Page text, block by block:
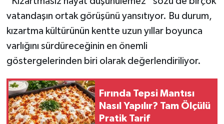
vatandaşın ortak görüşünü yansıtıyor. Bu durum,
kızartma kültürünün kentte uzun yıllar boyunca
varlığını sürdüreceğinin en önemli
göstergelerinden biri olarak değerlendiriliyor.
Fırında Tepsi Mantısı
Nasıl Yapılır? Tam Ölçülü
Pratik Tarif